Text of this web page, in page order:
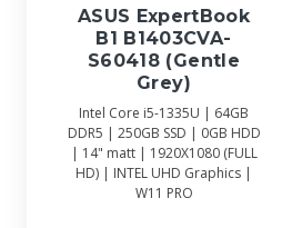
ASUS ExpertBook
B1 B1403CVA-
S60418 (Gentle
Grey)
Intel Core i5-1335U | 64GB
DDR5 | 250GB SSD | 0GB HDD
| 14" matt | 1920X1080 (FULL
HD) | INTEL UHD Graphics |
W11 PRO